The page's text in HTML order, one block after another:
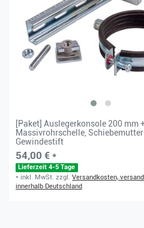
[Paket] Auslegerkonsole 200 mm
Massivrohrschelle,
Gewindestift
54,00 € *
Lieferzeit 4-5 Tage
* inkl. MwSt. zzgl.Versandkosten,
innerhalb Deutschland